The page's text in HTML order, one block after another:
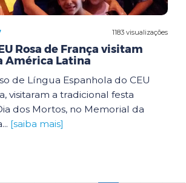
1183 visualizações
Rosa de França visitam
América Latina
de Língua Espanhola do CEU
visitaram a tradicional festa
dos Mortos, no Memorial da
[saiba mais]